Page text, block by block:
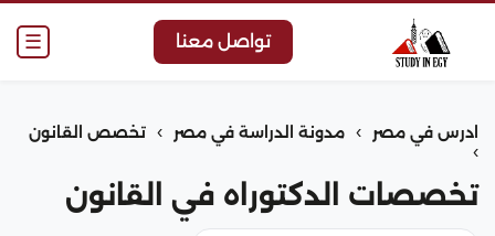
☰ تواصل معنا
ادرس في مصر › مدونة الدراسة في مصر › تخصص القانون
›
تخصصات الدكتوراه في القانون